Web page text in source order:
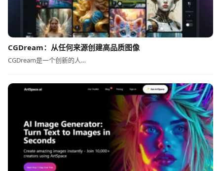
CGDream：从任何来源创建高品质图像
CGDream是一个创新的人…